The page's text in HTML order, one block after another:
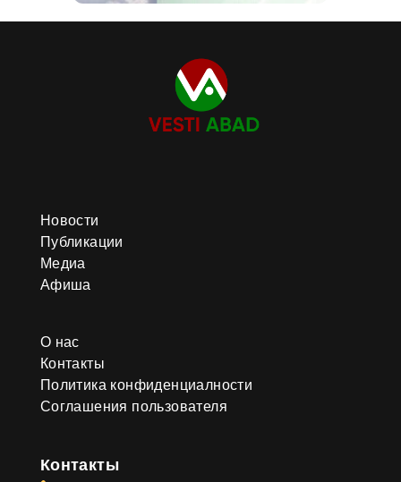
Новости
Публикации
Медиа
Афиша
О нас
Контакты
Политика конфиденциалности
Соглашения пользователя
Контакты